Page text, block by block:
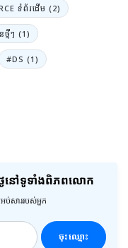
ទំព័រដើម (2)
ថ្មីៗ (1)
#DS (1)
ៃនៅទូទាំងពិភពលោក
ប់សាររបស់អ្នក
ចុះឈ្មោះ